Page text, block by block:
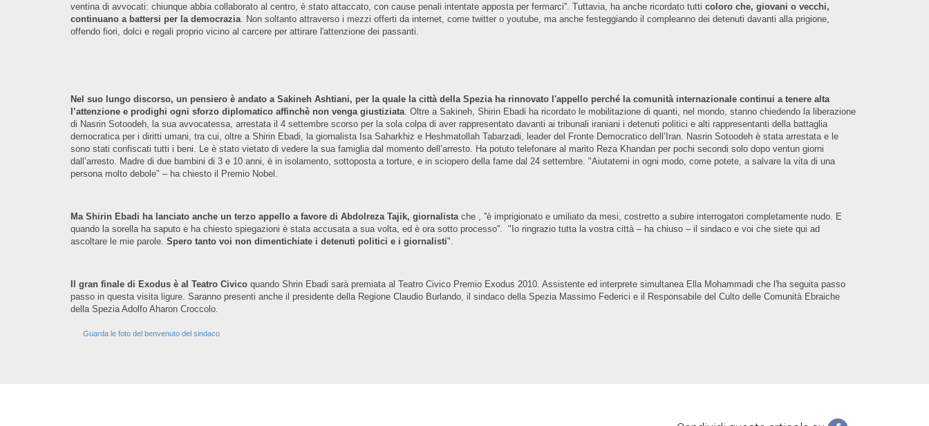
ventina di avvocati: chiunque abbia collaborato al centro, è stato attaccato, con cause penali intentate apposta per fermarci''. Tuttavia, ha anche ricordato tutti coloro che, giovani o vecchi,
continuano a battersi per la democrazia. Non soltanto attraverso i mezzi offerti da internet, come twitter o youtube, ma anche festeggiando il compleanno dei detenuti davanti alla prigione,
offendo fiori, dolci e regali proprio vicino al carcere per attirare l'attenzione dei passanti.
Nel suo lungo discorso, un pensiero è andato a Sakineh Ashtiani, per la quale la città della Spezia ha rinnovato l'appello perché la comunità internazionale continui a tenere alta
l’attenzione e prodighi ogni sforzo diplomatico affinchè non venga giustiziata. Oltre a Sakineh, Shirin Ebadi ha ricordato le mobilitazione di quanti, nel mondo, stanno chiedendo la liberazione
di Nasrin Sotoodeh, la sua avvocatessa, arrestata il 4 settembre scorso per la sola colpa di aver rappresentato davanti ai tribunali iraniani i detenuti politici e alti rappresentanti della battaglia
democratica per i diritti umani, tra cui, oltre a Shirin Ebadi, la giornalista Isa Saharkhiz e Heshmatollah Tabarzadi, leader del Fronte Democratico dell’Iran. Nasrin Sotoodeh è stata arrestata e le
sono stati confiscati tutti i beni. Le è stato vietato di vedere la sua famiglia dal momento dell’arresto. Ha potuto telefonare al marito Reza Khandan per pochi secondi solo dopo ventun giorni
dall’arresto. Madre di due bambini di 3 e 10 anni, è in isolamento, sottoposta a torture, e in sciopero della fame dal 24 settembre. "Aiutatemi in ogni modo, come potete, a salvare la vita di una
persona molto debole" – ha chiesto il Premio Nobel.
Ma Shirin Ebadi ha lanciato anche un terzo appello a favore di Abdolreza Tajik, giornalista che , ''è imprigionato e umiliato da mesi, costretto a subire interrogatori completamente nudo. E
quando la sorella ha saputo e ha chiesto spiegazioni è stata accusata a sua volta, ed è ora sotto processo''. "Io ringrazio tutta la vostra città – ha chiuso – il sindaco e voi che siete qui ad
ascoltare le mie parole. Spero tanto voi non dimentichiate i detenuti politici e i giornalisti".
Il gran finale di Exodus è al Teatro Civico quando Shrin Ebadi sarà premiata al Teatro Civico Premio Exodus 2010. Assistente ed interprete simultanea Ella Mohammadi che l'ha seguita passo
passo in questa visita ligure. Saranno presenti anche il presidente della Regione Claudio Burlando, il sindaco della Spezia Massimo Federici e il Responsabile del Culto delle Comunità Ebraiche
della Spezia Adolfo Aharon Croccolo.
Guarda le foto del benvenuto del sindaco